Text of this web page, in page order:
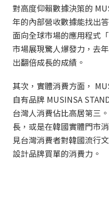
對高度仰賴數據決策的
年的內部營收數據能找出
面向全球市場的應用程式
市場展現驚人爆發力，去
出翻倍成長的成績。
其次，實體消費方面，
自有品牌 MUSINSA
台灣人消費佔比高居第三
長，或是在韓國實體門市
見台灣消費者對韓國流行
設計品牌買單的消費力。